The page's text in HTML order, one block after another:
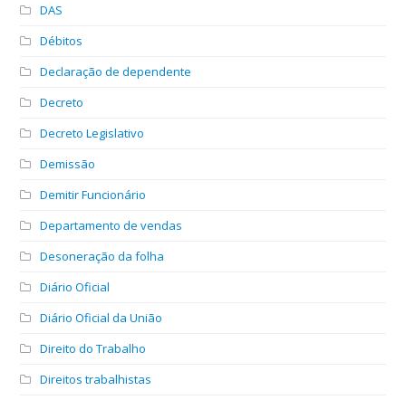
DAS
Débitos
Declaração de dependente
Decreto
Decreto Legislativo
Demissão
Demitir Funcionário
Departamento de vendas
Desoneração da folha
Diário Oficial
Diário Oficial da União
Direito do Trabalho
Direitos trabalhistas